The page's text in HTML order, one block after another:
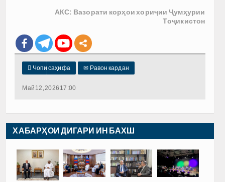
АКС: Вазорати корҳои хориҷии Ҷумҳурии
Тоҷикистон
 Чопи саҳифа ✉ Равон кардан
Май 12, 2026 17:00
ХАБАРҲОИ ДИГАРИ ИН БАХШ